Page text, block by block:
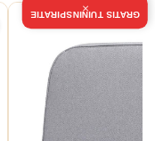
GRATIS TUININSPIRATIE
×